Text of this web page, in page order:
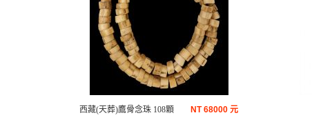
西藏(天葬)鷹骨念珠 108顆 NT68000 元